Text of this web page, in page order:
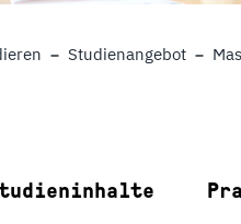
Studienangebot